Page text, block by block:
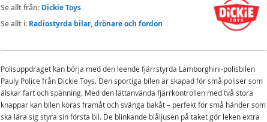
Se allt från: Dickie Toys
Se allt i: Radiostyrda bilar, drönare och fordon
Polisuppdraget kan börja med den leende fjärrstyrda Lamborghini-polisbilen
Pauly Police från Dickie Toys. Den sportiga bilen är skapad för små poliser som
älskar fart och spänning. Med den lättanvända fjärrkontrollen med två stora
knappar kan bilen köras framåt och svänga bakåt – perfekt för små händer som
ska lära sig styra sin första bil. De blinkande blåljusen på taket gör leken extra